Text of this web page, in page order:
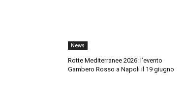
News
Rotte Mediterranee 2026: l’evento
Gambero Rosso a Napoli il 19 giugno